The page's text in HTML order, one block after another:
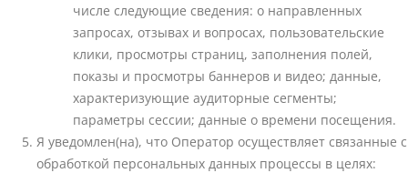
числе следующие сведения: о направленных
запросах, отзывах и вопросах, пользовательские
клики, просмотры страниц, заполнения полей,
показы и просмотры баннеров и видео; данные,
характеризующие аудиторные сегменты;
параметры сессии; данные о времени посещения.
Я уведомлен(на), что Оператор осуществляет связанные с
обработкой персональных данных процессы в целях: